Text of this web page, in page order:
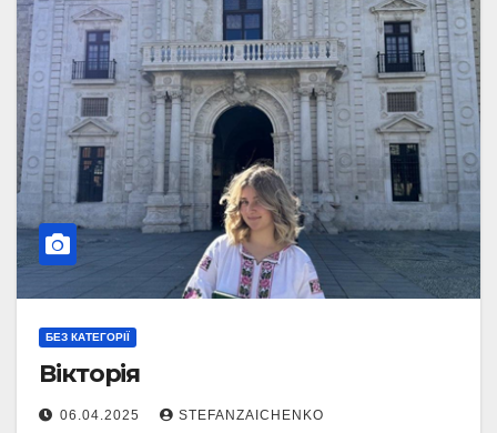
БЕЗ КАТЕГОРІЇ
Вікторія
06.04.2025 STEFANZAICHENKO